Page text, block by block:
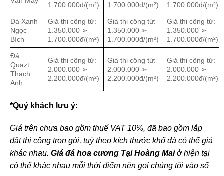
1.700.000đ/(m²)
1.700.000đ/(m²)
1.700.000đ/(m²)
Đá Xanh
Ngọc
Bích
Giá thi công từ:
1.350.000 ➢
1.700.000đ/(m²)
Giá thi công từ:
1.350.000 ➢
1.700.000đ/(m²)
Giá thi công từ:
1.350.000 ➢
1.700.000đ/(m²)
Đá
Quazt
Thạch
Anh
Giá thi công từ:
2.000.000 ➢
2.200.000đ/(m²)
Giá thi công từ:
2.000.000 ➢
2.200.000đ/(m²)
Giá thi công từ:
2.000.000 ➢
2.200.000đ/(m²)
*Quý khách lưu ý:
Giá trên chưa bao gồm thuế VAT 10%, đã bao gồm lắp
đặt thi công trọn gói, tuỳ theo kích thước khổ đá có thể giá
khác nhau. Giá đá hoa cương Tại Hoàng Maiở hiện tại
có thể khác nhau mỗi thời điểm nên gọi chúng tôi vào số